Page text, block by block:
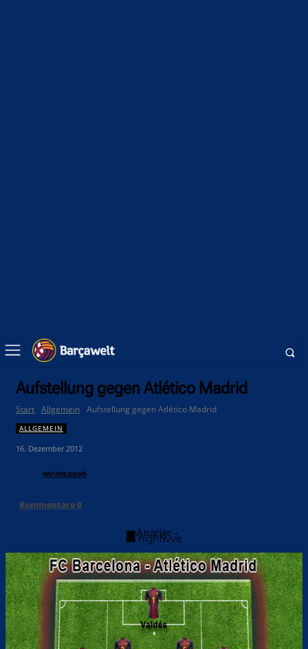
Aufstellung gegen Atlético Madrid
Start Allgemein Aufstellung gegen Atlético Madrid
ALLGEMEIN
16. Dezember 2012
winniepooh
Kommentare0
- Anzeige -